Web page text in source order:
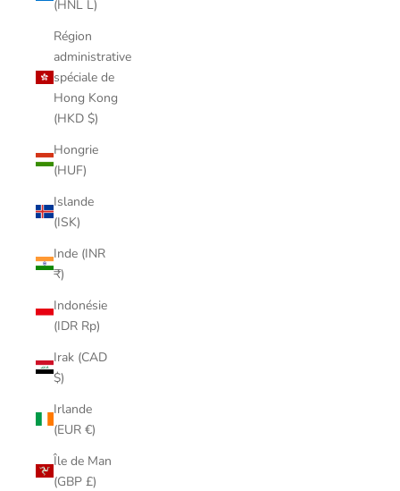
(HNL L)
Région
administrative
spéciale de
Hong Kong
(HKD $)
Hongrie
(HUF)
Islande
(ISK)
Inde (INR
₹)
Indonésie
(IDR Rp)
Irak (CAD
$)
Irlande
(EUR €)
Île de Man
(GBP £)